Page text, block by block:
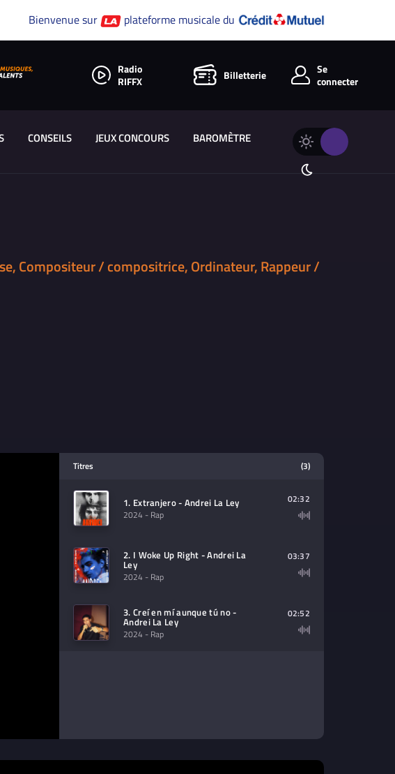
Bienvenue sur plateforme musicale du
Radio
RIFFX
Billetterie
Se
connecter
CONSEILS JEUX CONCOURS BAROMÈTRE
Changer
thème
Thème
Compositeur / compositrice, Ordinateur, Rappeur /
Titres (3)
1. Extranjero - Andrei La Ley
2024 - Rap
02:32
2. I Woke Up Right - Andrei La
Ley
2024 - Rap
03:37
3. Creí en mí aunque tú no -
Andrei La Ley
2024 - Rap
02:52